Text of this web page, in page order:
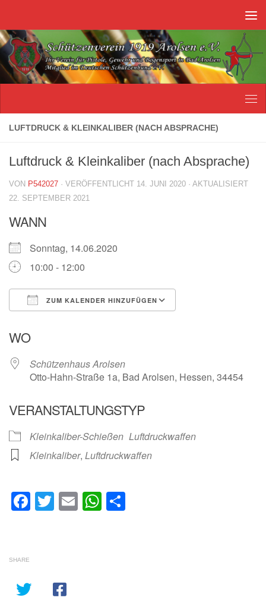
LUFTDRUCK & KLEINKALIBER (NACH ABSPRACHE)
Luftdruck & Kleinkaliber (nach Absprache)
VON P542027 · VERÖFFENTLICHT 14. JUNI 2020 · AKTUALISIERT
22. SEPTEMBER 2021
WANN
Sonntag, 14.06.2020
10:00 - 12:00
ZUM KALENDER HINZUFÜGEN
WO
Schützenhaus Arolsen
Otto-Hahn-Straße 1a, Bad Arolsen, Hessen, 34454
VERANSTALTUNGSTYP
Kleinkaliber-Schießen Luftdruckwaffen
Kleinkaliber, Luftdruckwaffen
Facebook
Twitter
EmailWhatsApp
SHARE